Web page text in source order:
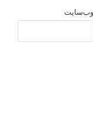
وب‌سایت